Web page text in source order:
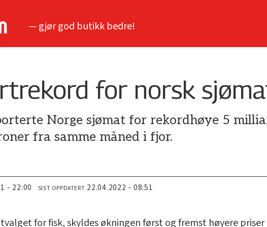
— gjør god butikk bedre!
for norsk
Norge sjømat for rekordhøye 5
fra samme måned i fjor.
- 22:00 SIST OPPDATERT 22.04.2022 - 08:51
for fisk, skyldes økningen først og fremst høyere